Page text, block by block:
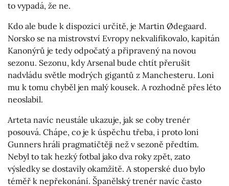
to vypadá, že ne.
Kdo ale bude k dispozici určitě, je Martin Ødegaard.
Norsko se na mistrovství Evropy nekvalifikovalo, kapitán
Kanonýrů je tedy odpočatý a připravený na novou
sezonu. Sezonu, kdy Arsenal bude chtít přerušit
nadvládu světle modrých gigantů z Manchesteru. Loni
mu k tomu chyběl jen malý kousek. A rozhodně přes léto
neoslabil.
Arteta navíc neustále ukazuje, jak se coby trenér
posouvá. Chápe, co je k úspěchu třeba, i proto loni
Gunners hráli pragmatičtěji než v sezoně předtím.
Nebyl to tak hezký fotbal jako dva roky zpět, zato
výsledky se dostavily okamžitě. A stoperské duo bylo
téměř k nepřekonání. Španělský trenér navíc často